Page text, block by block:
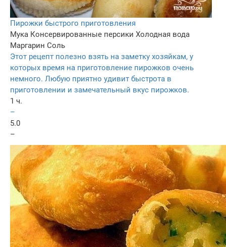
Пирожки быстрого приготовления
Мука Консервированные персики Холодная вода
Маргарин Соль
Этот рецепт полезно взять на заметку хозяйкам, у
которых время на приготовление пирожков очень
немного. Любую приятно удивит быстрота в
приготовлении и замечательный вкус пирожков.
1 ч.
–
5.0
–